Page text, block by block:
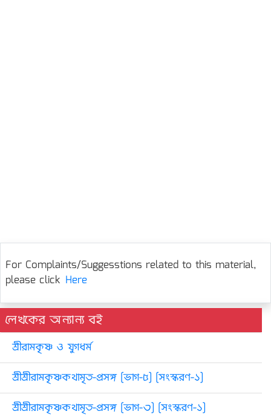
For Complaints/Suggesstions related to this material,
please click Here
লেখকের অন্যান্য বই
শ্রীরামকৃষ্ণ ও যুগধর্ম
শ্রীশ্রীরামকৃষ্ণকথামৃত-প্রসঙ্গ [ভাগ-৫] [সংস্করণ-১]
শ্রীশ্রীরামকৃষ্ণকথামৃত-প্রসঙ্গ [ভাগ-৩] [সংস্করণ-১]